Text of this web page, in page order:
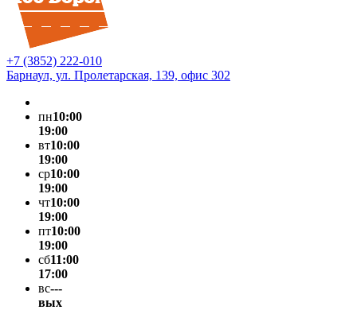
+7 (3852) 222-010
Барнаул, ул. Пролетарская, 139, офис 302
пн10:00
19:00
вт10:00
19:00
ср10:00
19:00
чт10:00
19:00
пт10:00
19:00
сб11:00
17:00
вс---
вых